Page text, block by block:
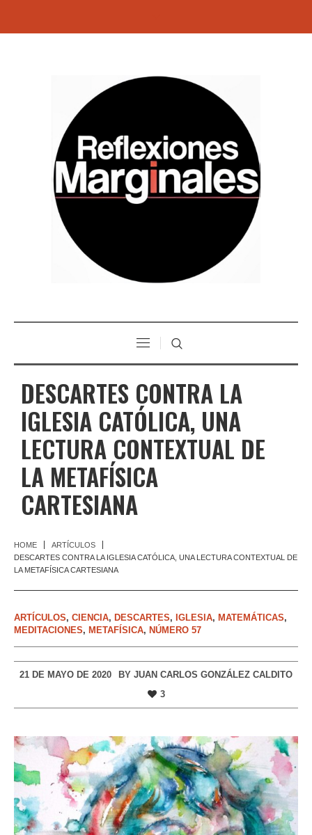
DESCARTES CONTRA LA
IGLESIA CATÓLICA, UNA
LECTURA CONTEXTUAL DE
LA METAFÍSICA
CARTESIANA
HOME
ARTÍCULOS
DESCARTES CONTRA LA IGLESIA CATÓLICA, UNA LECTURA CONTEXTUAL DE
LA METAFÍSICA CARTESIANA
ARTÍCULOS, CIENCIA, DESCARTES, IGLESIA, MATEMÁTICAS,
MEDITACIONES, METAFÍSICA, NÚMERO 57
21 DE MAYO DE 2020 BY JUAN CARLOS GONZÁLEZ CALDITO
3